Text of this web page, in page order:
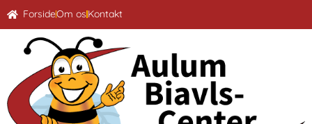
ForsideOm osKontakt